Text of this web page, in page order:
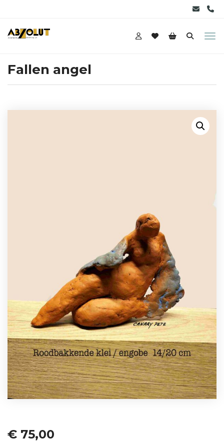
Fallen angel
€ 75,00